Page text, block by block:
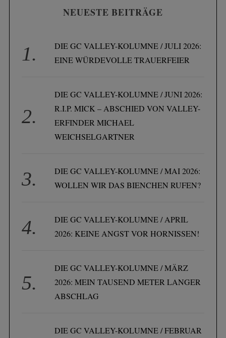
NEUESTE BEITRÄGE
DIE GC VALLEY-KOLUMNE / JULI 2026:
EINE WÜRDEVOLLE TRAUERFEIER
DIE GC VALLEY-KOLUMNE / JUNI 2026:
R.I.P. MICK – ABSCHIED VON VALLEY-
ERFINDER MICHAEL
WEICHSELGARTNER
DIE GC VALLEY-KOLUMNE / MAI 2026:
WOLLEN WIR DAS BIENCHEN RUFEN?
DIE GC VALLEY-KOLUMNE / APRIL
2026: KEINE ANGST VOR HORNISSEN!
DIE GC VALLEY-KOLUMNE / MÄRZ
2026: MEIN TAUSEND METER LANGER
ABSCHLAG
DIE GC VALLEY-KOLUMNE / FEBRUAR